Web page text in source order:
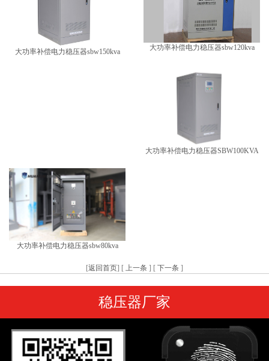
​大功率补偿电力稳压器sbw150kva
​大功率补偿电力稳压器sbw120kva
​大功率补偿电力稳压器SBW100KVA
​大功率补偿电力稳压器sbw80kva
[返回首页] [ 上一条 ] [ 下一条 ]
稳压器厂家